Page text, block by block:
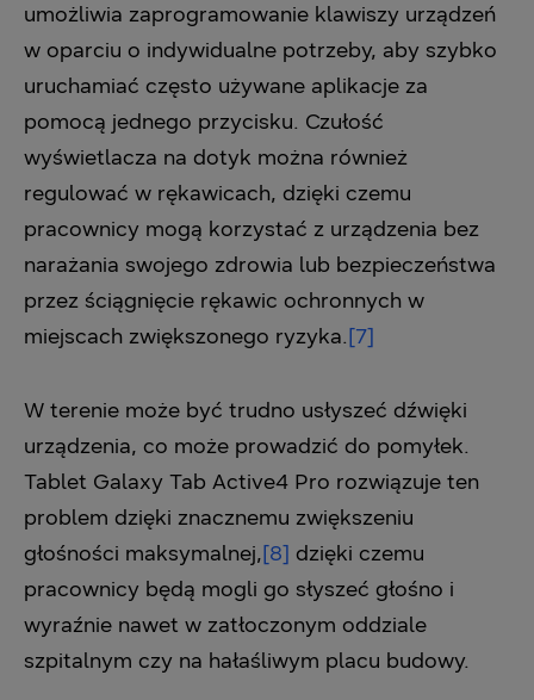
umożliwia zaprogramowanie klawiszy urządzeń
w oparciu o indywidualne potrzeby, aby szybko
uruchamiać często używane aplikacje za
pomocą jednego przycisku. Czułość
wyświetlacza na dotyk można również
regulować w rękawicach, dzięki czemu
pracownicy mogą korzystać z urządzenia bez
narażania swojego zdrowia lub bezpieczeństwa
przez ściągnięcie rękawic ochronnych w
miejscach zwiększonego ryzyka.[7]
W terenie może być trudno usłyszeć dźwięki
urządzenia, co może prowadzić do pomyłek.
Tablet Galaxy Tab Active4 Pro rozwiązuje ten
problem dzięki znacznemu zwiększeniu
głośności maksymalnej,[8] dzięki czemu
pracownicy będą mogli go słyszeć głośno i
wyraźnie nawet w zatłoczonym oddziale
szpitalnym czy na hałaśliwym placu budowy.